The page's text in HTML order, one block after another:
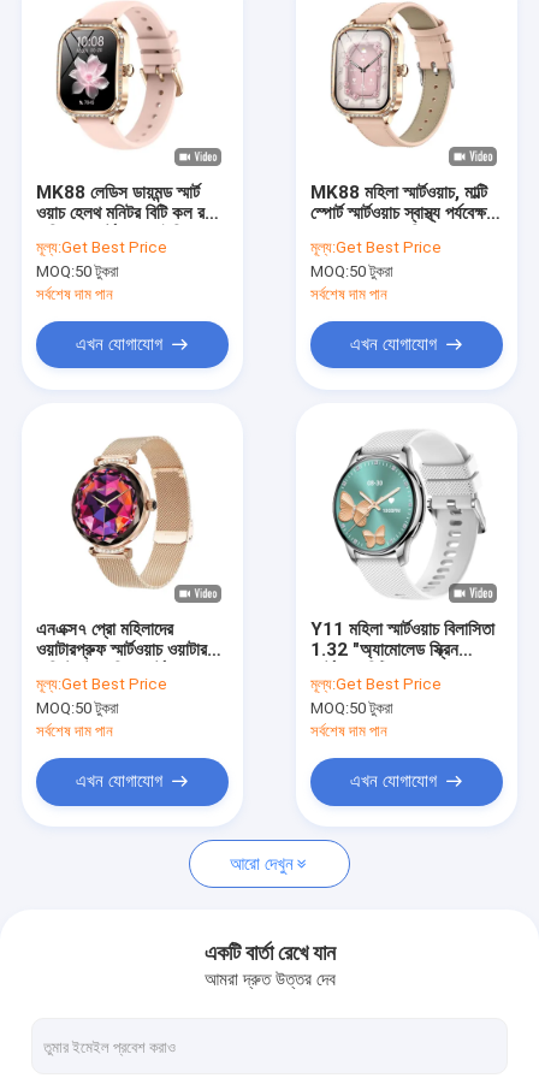
ভিডিও
আমাদের সম্পর্কে
মান নিয়ন্ত্রণ
আমাদের সাথে যোগাযোগ করুন
খবর
জিপিএস স্মার্ট ওয়াচ
MK88 লেডিস ডায়মন্ড স্মার্ট
ওয়াচ হেলথ মনিটর বিটি কল রক্ত
ওয়াটারপ্রুফ
মূল্য:Get Best Price
MOQ:50 টুকরা
সর্বশেষ দাম পান
এখন যোগাযোগ
MK88 মহিলা স্মার্টওয়াচ, মাল্টি
স্পোর্ট স্মার্টওয়াচ স্বাস্থ্য পর্যবেক্ষণ
মূল্য:Get Best Price
MOQ:50 টুকরা
সর্বশেষ দাম পান
এখন যোগাযোগ
এনএক্স৭ প্রো মহিলাদের
ওয়াটারপ্রুফ স্মার্টওয়াচ ওয়াটার
মূল্য:Get Best Price
MOQ:50 টুকরা
সর্বশেষ দাম পান
এখন যোগাযোগ
Y11 মহিলা স্মার্টওয়াচ বিলাসিতা
1.32 "অ্যামোলেড স্ক্রিন
মূল্য:Get Best Price
MOQ:50 টুকরা
সর্বশেষ দাম পান
এখন যোগাযোগ
আরো দেখুন
একটি বার্তা রেখে যান
আমরা দ্রুত উত্তর দেব